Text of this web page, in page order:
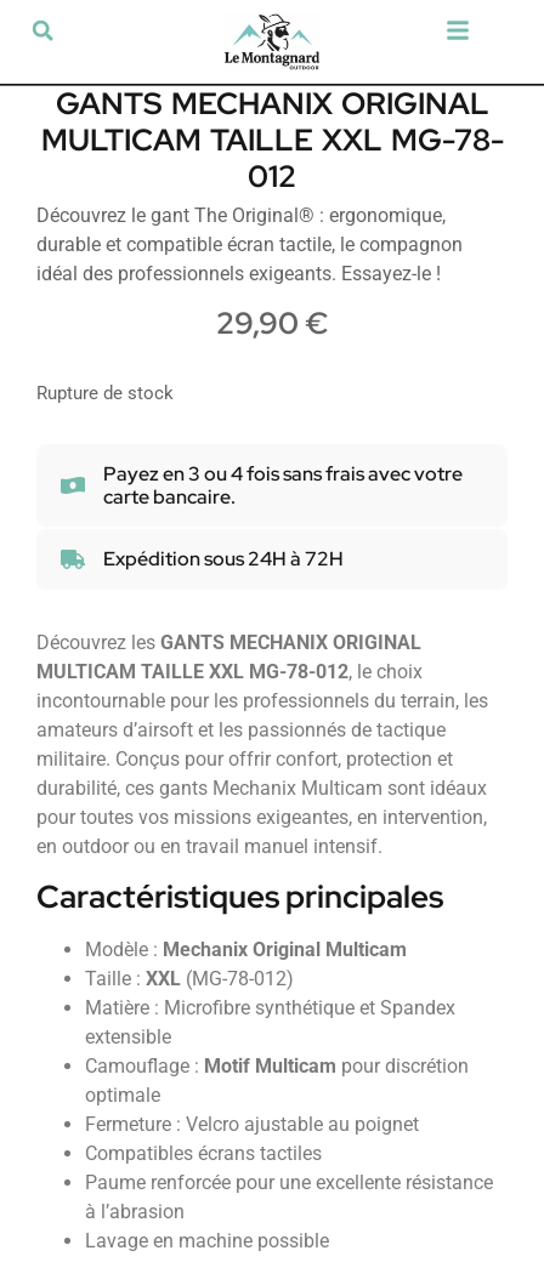
GANTS MECHANIX ORIGINAL
MULTICAM TAILLE XXL MG-78-
012
Découvrez le gant The Original® : ergonomique,
durable et compatible écran tactile, le compagnon
idéal des professionnels exigeants. Essayez-le !
29,90 €
Rupture de stock
Payez en 3 ou 4 fois sans frais avec votre
carte bancaire.
Expédition sous 24H à 72H
Découvrez les GANTS MECHANIX ORIGINAL
MULTICAM TAILLE XXL MG-78-012, le choix
incontournable pour les professionnels du terrain, les
amateurs d’airsoft et les passionnés de tactique
militaire. Conçus pour offrir confort, protection et
durabilité, ces gants Mechanix Multicam sont idéaux
pour toutes vos missions exigeantes, en intervention,
en outdoor ou en travail manuel intensif.
Caractéristiques principales
Modèle : Mechanix Original Multicam
Taille : XXL (MG-78-012)
Matière : Microfibre synthétique et Spandex
extensible
Camouflage : Motif Multicam pour discrétion
optimale
Fermeture : Velcro ajustable au poignet
Compatibles écrans tactiles
Paume renforcée pour une excellente résistance
à l’abrasion
Lavage en machine possible